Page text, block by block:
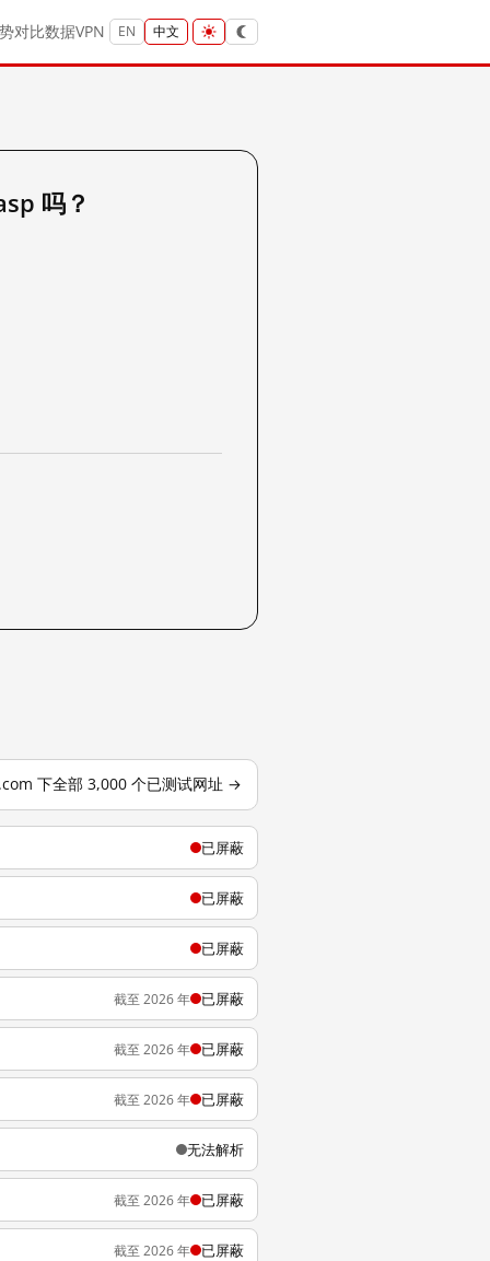
对比数据VPN EN 中文
吗？
下全部 3,000 个已测试网址 →
已屏蔽
已屏蔽
已屏蔽
截至 2026 年 已屏蔽
截至 2026 年 已屏蔽
截至 2026 年 已屏蔽
无法解析
截至 2026 年 已屏蔽
截至 2026 年 已屏蔽